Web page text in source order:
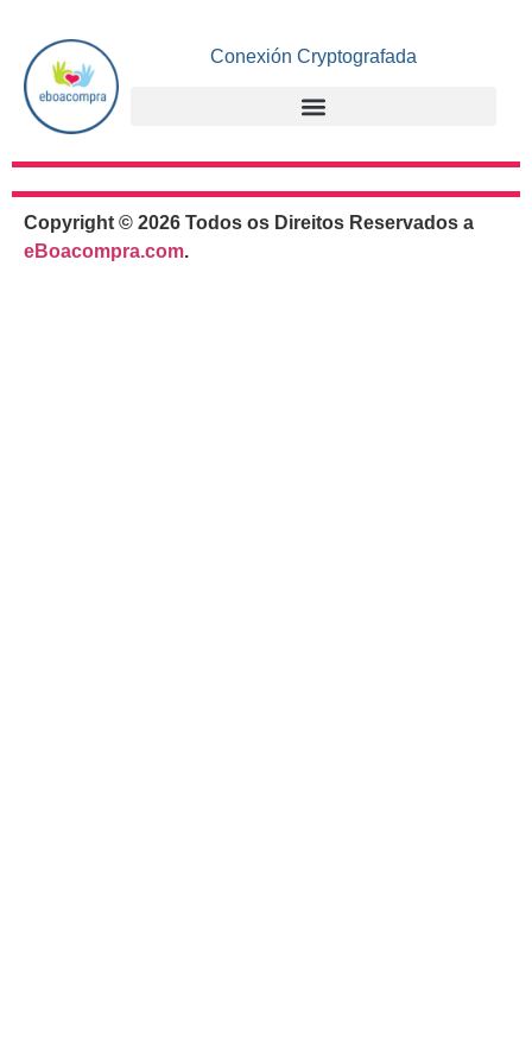
Conexión Cryptografada
Copyright © 2026 Todos os Direitos Reservados a
eBoacompra.com.